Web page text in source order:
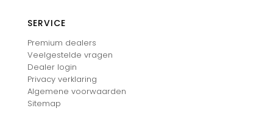
SERVICE
Premium dealers
Veelgestelde vragen
Dealer login
Privacy verklaring
Algemene voorwaarden
Sitemap